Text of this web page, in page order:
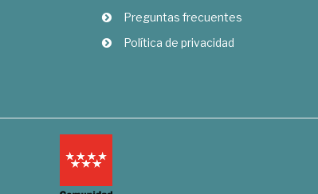
Preguntas frecuentes
Política de privacidad